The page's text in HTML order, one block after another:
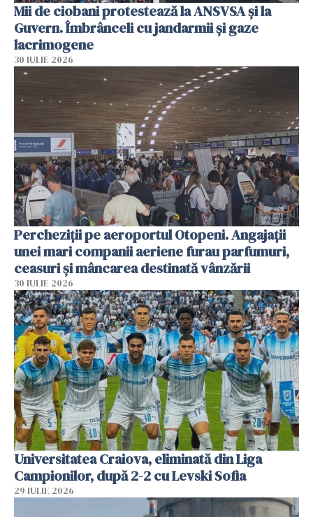
Mii de ciobani protestează la ANSVSA și la
Guvern. Îmbrânceli cu jandarmii și gaze
lacrimogene
30 IULIE 2026
Percheziții pe aeroportul Otopeni. Angajații
unei mari companii aeriene furau parfumuri,
ceasuri și mâncarea destinată vânzării
30 IULIE 2026
Universitatea Craiova, eliminată din Liga
Campionilor, după 2-2 cu Levski Sofia
29 IULIE 2026